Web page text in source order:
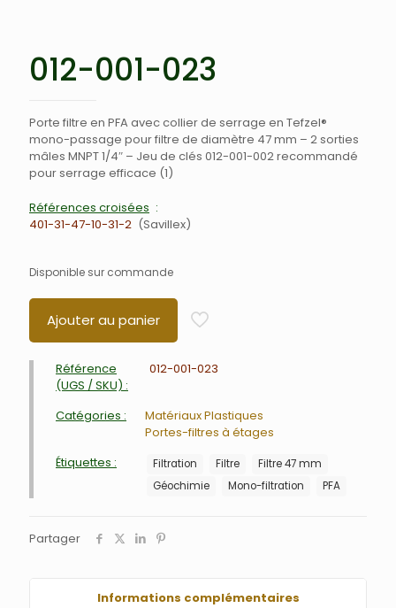
012-001-023
Porte filtre en PFA avec collier de serrage en Tefzel®
mono-passage pour filtre de diamètre 47 mm – 2 sorties
mâles MNPT 1/4″ – Jeu de clés 012-001-002 recommandé
pour serrage efficace (1)
Références croisées
401-31-47-10-31-2
Savillex
Disponible sur commande
Ajouter au panier
Référence
(UGS / SKU) :
012-001-023
Catégories :
Matériaux Plastiques
Portes-filtres à étages
Étiquettes :
Filtration Filtre
Filtre 47 mm
Géochimie
Mono-filtration PFA
Partager
Informations complémentaires